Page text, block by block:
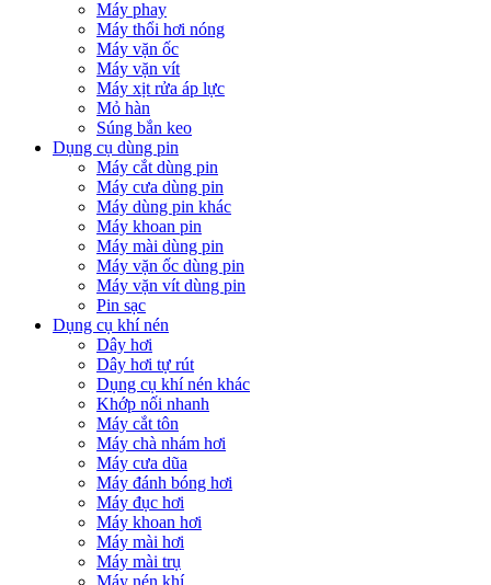
Máy phay
Máy thổi hơi nóng
Máy vặn ốc
Máy vặn vít
Máy xịt rửa áp lực
Mỏ hàn
Súng bắn keo
Dụng cụ dùng pin
Máy cắt dùng pin
Máy cưa dùng pin
Máy dùng pin khác
Máy khoan pin
Máy mài dùng pin
Máy vặn ốc dùng pin
Máy vặn vít dùng pin
Pin sạc
Dụng cụ khí nén
Dây hơi
Dây hơi tự rút
Dụng cụ khí nén khác
Khớp nối nhanh
Máy cắt tôn
Máy chà nhám hơi
Máy cưa dũa
Máy đánh bóng hơi
Máy đục hơi
Máy khoan hơi
Máy mài hơi
Máy mài trụ
Máy nén khí